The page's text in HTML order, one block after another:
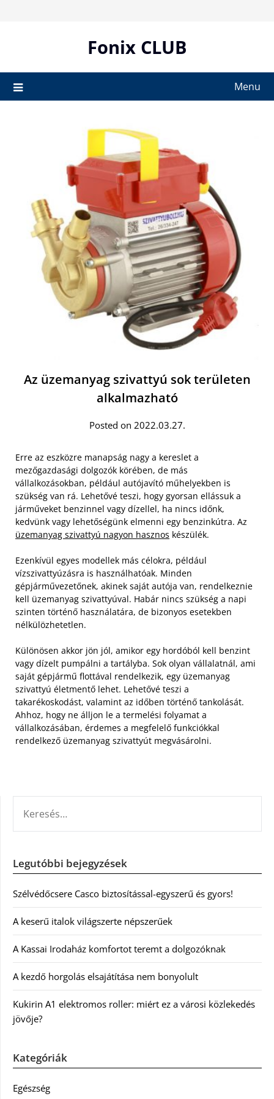
Fonix CLUB
Menu
Az üzemanyag szivattyú sok területen
alkalmazható
Posted on 2022.03.27.
Erre az eszközre manapság nagy a kereslet a
mezőgazdasági dolgozók körében, de más
vállalkozásokban, például autójavító műhelyekben is
szükség van rá. Lehetővé teszi, hogy gyorsan ellássuk a
járműveket benzinnel vagy dízellel, ha nincs időnk,
kedvünk vagy lehetőségünk elmenni egy benzinkútra. Az
üzemanyag szivattyú nagyon hasznos készülék.
Ezenkívül egyes modellek más célokra, például
vízszivattyúzásra is használhatóak. Minden
gépjárművezetőnek, akinek saját autója van, rendelkeznie
kell üzemanyag szivattyúval. Habár nincs szükség a napi
szinten történő használatára, de bizonyos esetekben
nélkülözhetetlen.
Különösen akkor jön jól, amikor egy hordóból kell benzint
vagy dízelt pumpálni a tartályba. Sok olyan vállalatnál, ami
saját gépjármű flottával rendelkezik, egy üzemanyag
szivattyú életmentő lehet. Lehetővé teszi a
takarékoskodást, valamint az időben történő tankolását.
Ahhoz, hogy ne álljon le a termelési folyamat a
vállalkozásában, érdemes a megfelelő funkciókkal
rendelkező üzemanyag szivattyút megvásárolni.
Legutóbbi bejegyzések
Szélvédőcsere Casco biztosítással-egyszerű és gyors!
A keserű italok világszerte népszerűek
A Kassai Irodaház komfortot teremt a dolgozóknak
A kezdő horgolás elsajátítása nem bonyolult
Kukirin A1 elektromos roller: miért ez a városi közlekedés
jövője?
Kategóriák
Egészség